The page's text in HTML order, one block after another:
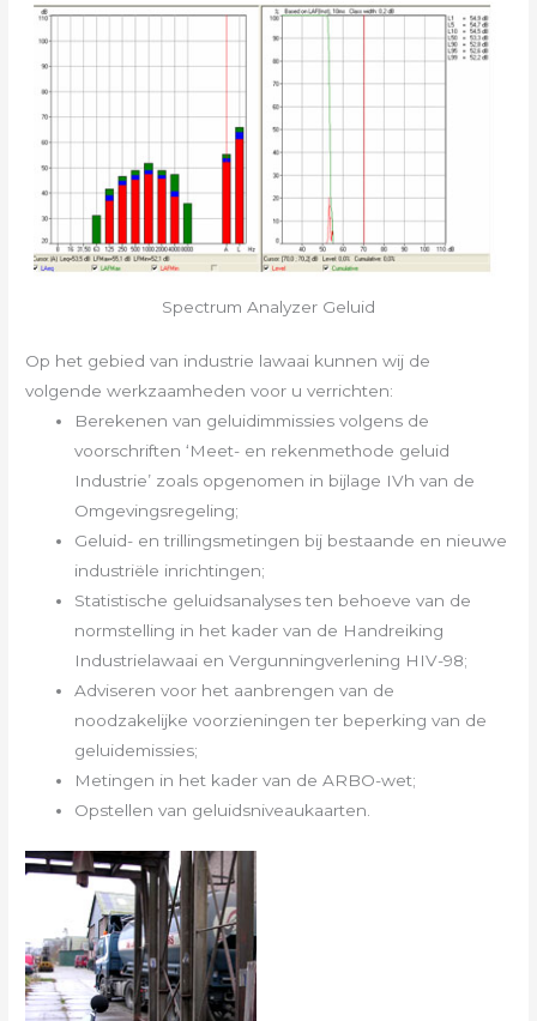
Spectrum Analyzer Geluid
Op het gebied van industrie lawaai kunnen wij de
volgende werkzaamheden voor u verrichten:
Berekenen van geluidimmissies volgens de
voorschriften ‘Meet- en rekenmethode geluid
Industrie’ zoals opgenomen in bijlage IVh van de
Omgevingsregeling;
Geluid- en trillingsmetingen bij bestaande en nieuwe
industriële inrichtingen;
Statistische geluidsanalyses ten behoeve van de
normstelling in het kader van de Handreiking
Industrielawaai en Vergunningverlening HIV-98;
Adviseren voor het aanbrengen van de
noodzakelijke voorzieningen ter beperking van de
geluidemissies;
Metingen in het kader van de ARBO-wet;
Opstellen van geluidsniveaukaarten.